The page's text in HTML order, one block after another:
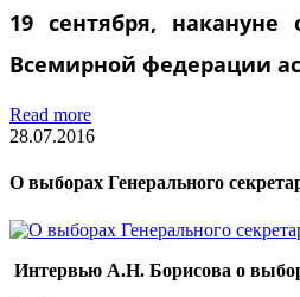
19 сентября,
Всемирной федерации
Read more
28.07.2016
О выборах Генерального
Интервью А.Н. Борисова о